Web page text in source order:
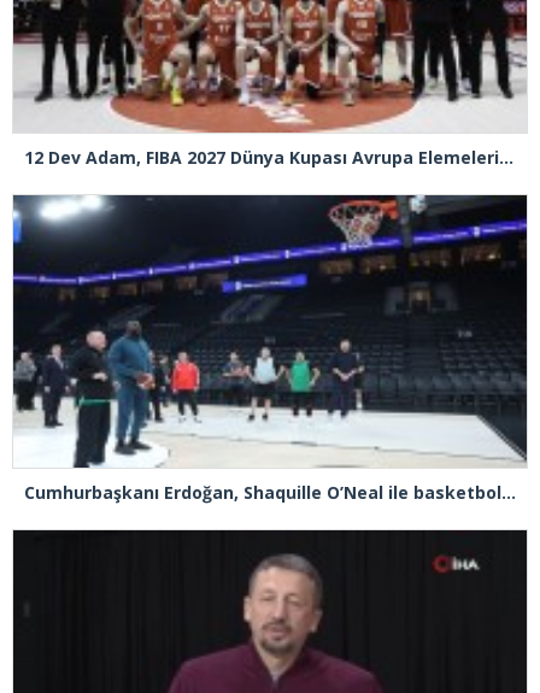
12 Dev Adam, FIBA 2027 Dünya Kupası Avrupa Elemeleri’nde Sırbistan’ı deplasmanda 82-78 yeni
Cumhurbaşkanı Erdoğan, Shaquille O’Neal ile basketbol oynadı